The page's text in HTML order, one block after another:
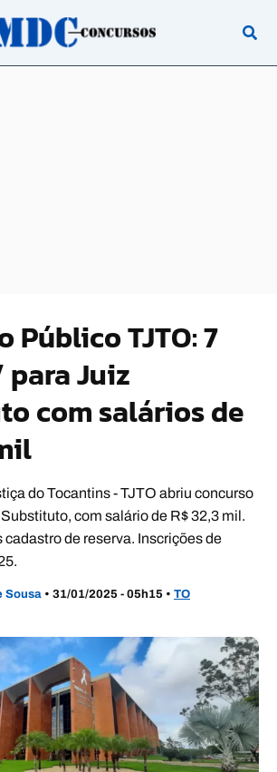
Público TJTO: 7
Juiz
com salários de
do Tocantins - TJTO abriu concurso
com salário de R$ 32,3 mil.
cadastro de reserva. Inscrições de
Sousa • 31/01/2025 - 05h15 • TO